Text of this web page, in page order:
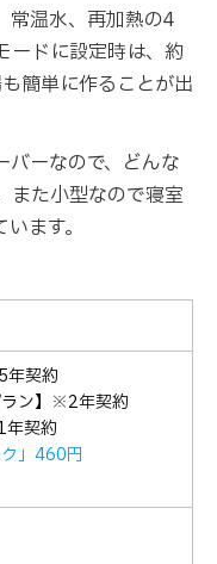
常温水、再加熱の4
ードに設定時は、約
簡単に作ることが出
バーなので、どんな
また小型なので寝室
ます。
契約
ン】※2年契約
年契約
」460円